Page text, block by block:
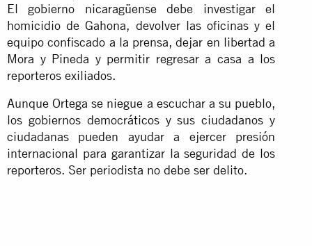
El gobierno nicaragüense debe investigar el
homicidio de Gahona, devolver las oficinas y el
equipo confiscado a la prensa, dejar en libertad a
Mora y Pineda y permitir regresar a casa a los
reporteros exiliados.
Aunque Ortega se niegue a escuchar a su pueblo,
los gobiernos democráticos y sus ciudadanos y
ciudadanas pueden ayudar a ejercer presión
internacional para garantizar la seguridad de los
reporteros. Ser periodista no debe ser delito.